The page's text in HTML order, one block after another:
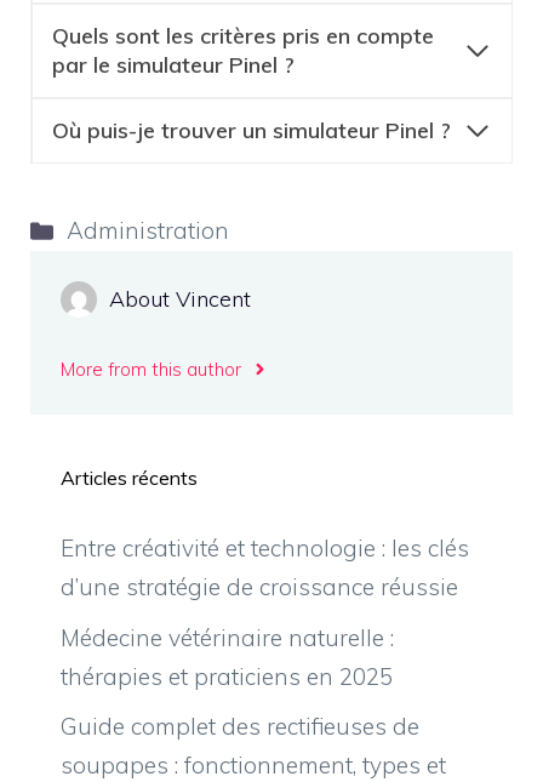
Quels sont les critères pris en compte
par le simulateur Pinel ?
Où puis-je trouver un simulateur Pinel ?
Catégories
Administration
About Vincent
More from this author
Articles récents
Entre créativité et technologie : les clés
d’une stratégie de croissance réussie
Médecine vétérinaire naturelle :
thérapies et praticiens en 2025
Guide complet des rectifieuses de
soupapes : fonctionnement, types et